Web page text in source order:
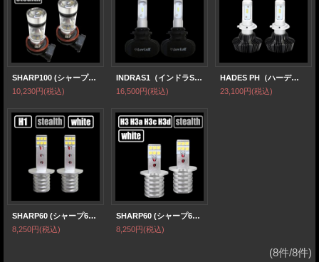
SHARP100 (シャープ100) H8/11/16 フォグランプ
10,230円(税込)
INDRAS1（インドラS1） H1/H3/H7/HB3/HB4/H8/H11/H16/PSX26 ヘッドライト・フォグランプ
16,500円(税込)
HADES PH（ハーデス PH） H1/H3/HB3/HB4/H7/H8/H11/H16/PSX26 8000LM 6500k ヘッドライト・フォグランプ【HLPH】
23,100円(税込)
SHARP60 (シャープ60) H1 フォグランプ
8,250円(税込)
SHARP60 (シャープ60) H3 H3a H3c H3d フォグランプ
8,250円(税込)
(8件/8件)